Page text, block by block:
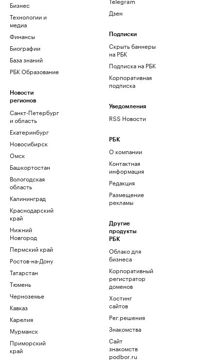
Бизнес
Технологии и
медиа
Финансы
Биографии
База знаний
РБК Образование
Новости
регионов
Санкт-Петербург
и область
Екатеринбург
Новосибирск
Омск
Башкортостан
Вологодская
область
Калининград
Краснодарский
край
Нижний
Новгород
Пермский край
Ростов-на-Дону
Татарстан
Тюмень
Черноземье
Кавказ
Карелия
Мурманск
Приморский
край
Дзен
Подписки
Скрыть баннеры
на РБК
Подписка на РБК
Корпоративная
подписка
Уведомления
RSS Новости
РБК
О компании
Контактная
информация
Редакция
Размещение
рекламы
Другие
продукты
РБК
Облако для
бизнеса
Корпоративный
регистратор
доменов
Хостинг
сайтов
Рег.решения
Знакомства
Сайт
знакомств
podbor.ru